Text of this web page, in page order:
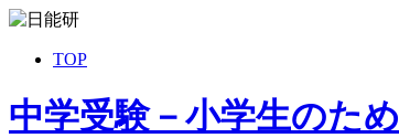
TOP
中学受験－小学生のた